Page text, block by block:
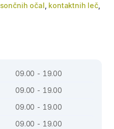
sončnih očal kontaktnih leč,
09.00 - 19.00
09.00 - 19.00
09.00 - 19.00
09.00 - 19.00